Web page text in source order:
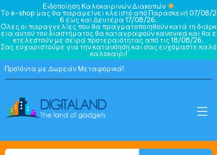
Ειδοποίηση Καλοκαιρινών Διακοπών
Το e-shop μας θα παραμείνει κλειστό από Παρασκευή 07/08/2
6 έως και Δευτέρα 17/08/26.
Όλες οι παραγγελίες που θα πραγματοποιηθούν κατά τη διάρκ
εια αυτού του διαστήματος θα καταγραφούν κανονικά και θα ε
κτελεστούν με σειρά προτεραιότητας από τις 18/08/26.
Σας ευχαριστούμε για την κατανόηση και σας ευχόμαστε καλό
καλοκαίρι!
Προϊόντα με Δωρεάν Μεταφορικά!